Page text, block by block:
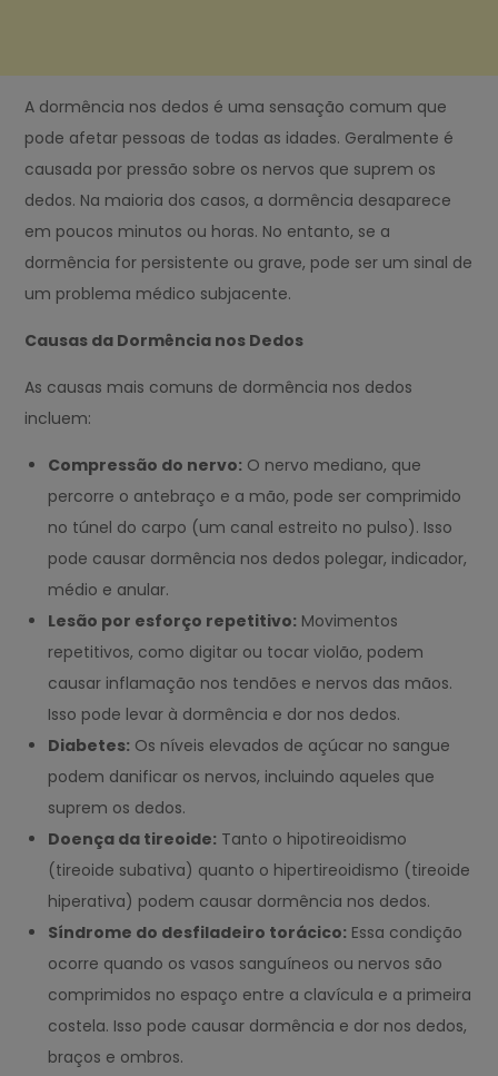
A dormência nos dedos é uma sensação comum que
pode afetar pessoas de todas as idades. Geralmente é
causada por pressão sobre os nervos que suprem os
dedos. Na maioria dos casos, a dormência desaparece
em poucos minutos ou horas. No entanto, se a
dormência for persistente ou grave, pode ser um sinal de
um problema médico subjacente.
Causas da Dormência nos Dedos
As causas mais comuns de dormência nos dedos
incluem:
Compressão do nervo: O nervo mediano, que
percorre o antebraço e a mão, pode ser comprimido
no túnel do carpo (um canal estreito no pulso). Isso
pode causar dormência nos dedos polegar, indicador,
médio e anular.
Lesão por esforço repetitivo: Movimentos
repetitivos, como digitar ou tocar violão, podem
causar inflamação nos tendões e nervos das mãos.
Isso pode levar à dormência e dor nos dedos.
Diabetes: Os níveis elevados de açúcar no sangue
podem danificar os nervos, incluindo aqueles que
suprem os dedos.
Doença da tireoide: Tanto o hipotireoidismo
(tireoide subativa) quanto o hipertireoidismo (tireoide
hiperativa) podem causar dormência nos dedos.
Síndrome do desfiladeiro torácico: Essa condição
ocorre quando os vasos sanguíneos ou nervos são
comprimidos no espaço entre a clavícula e a primeira
costela. Isso pode causar dormência e dor nos dedos,
braços e ombros.